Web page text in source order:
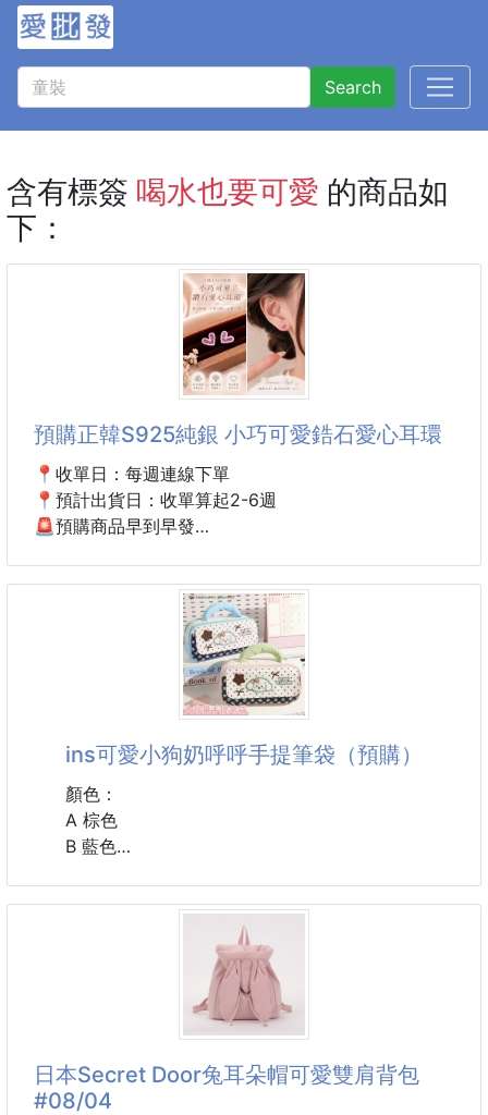
Search
含有標簽 喝水也要可愛 的商品如
下：
預購正韓S925純銀 小巧可愛鋯石愛心耳環
📍收單日：每週連線下單
📍預計出貨日：收單算起2-6週
🚨預購商品早到早發
把甜美可愛與精緻細節，輕巧佩戴在耳畔。
以小巧愛心造型為設計核心，鋪鑲晶透鋯石，
低調閃耀，簡約百搭，日常、約會或聚會皆適合。
圓潤立體愛心，象徵甜美與浪漫，增添耳畔柔美氣息。
💎 鋯石精緻點綴
晶透鋯石巧妙鋪鑲，折射光線閃耀細膩光芒，低調中自
親膚抗敏，光澤細膩耐看，長時間佩戴舒適安心。
小巧輕盈，不壓耳，隨動作自然搖曳，展現甜美氣質。
——
ins可愛小狗奶呼呼手提筆袋（預購）
顏色：
A 棕色
B 藍色
日本Secret Door兔耳朵帽可愛雙肩背包
#08/04